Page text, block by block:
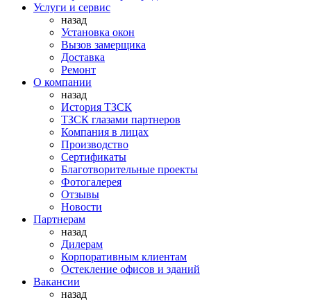
Услуги и сервис
назад
Установка окон
Вызов замерщика
Доставка
Ремонт
О компании
назад
История ТЗСК
ТЗСК глазами партнеров
Компания в лицах
Производство
Сертификаты
Благотворительные проекты
Фотогалерея
Отзывы
Новости
Партнерам
назад
Дилерам
Корпоративным клиентам
Остекление офисов и зданий
Вакансии
назад